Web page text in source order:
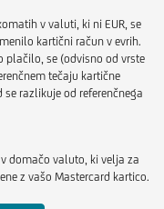
v valuti, ki ni EUR, se
kartični račun v evrih.
plačilo, se (odvisno od vrste
tečaju kartične
se razlikuje od referenčnega
domačo valuto, ki velja za
z vašo Mastercard kartico.